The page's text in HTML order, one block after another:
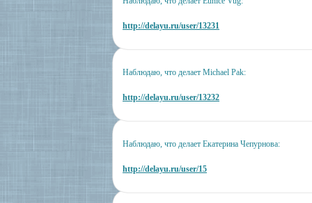
http://delayu.ru/user/13231
Наблюдаю, что делает Michael Pak:
http://delayu.ru/user/13232
Наблюдаю, что делает Екатерина Чепурнова:
http://delayu.ru/user/15